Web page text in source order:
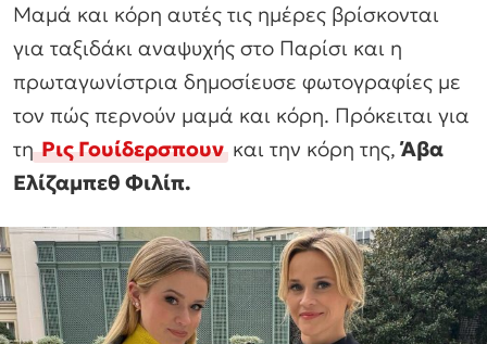
Μαμά και κόρη αυτές τις ημέρες βρίσκονται
για ταξιδάκι αναψυχής στο Παρίσι και η
πρωταγωνίστρια δημοσίευσε φωτογραφίες με
τον πώς περνούν μαμά και κόρη. Πρόκειται για
τη Ρις Γουίδερσπουνκαι την κόρη της,Άβα
Ελίζαμπεθ Φιλίπ.